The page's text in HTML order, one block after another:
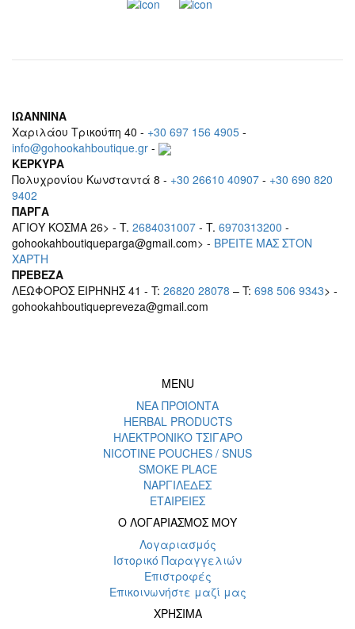
ΙΩΑΝΝΙΝΑ
Χαριλάου Τρικούπη 40 - +30 697 156 4905 -
info@gohookahboutique.gr -
ΚΕΡΚΥΡΑ
Πολυχρονίου Κωνσταντά 8 - +30 26610 40907 - +30 690 820
9402
ΠΑΡΓΑ
ΑΓΙΟΥ ΚΟΣΜΑ 26> - T. 2684031007 - T. 6970313200 -
gohookahboutiqueparga@gmail.com> - BΡEITE MAΣ ΣΤΟΝ
ΧΑΡΤΗ
ΠΡΕΒΕΖΑ
ΛΕΩΦΟΡΟΣ ΕΙΡΗΝΗΣ 41 - T: 26820 28078 – T: 698 506 9343> -
gohookahboutiquepreveza@gmail.com
MENU
ΝΕΑ ΠΡΟΪΟΝΤΑ
HERBAL PRODUCTS
ΗΛΕΚΤΡΟΝΙΚΟ ΤΣΙΓΑΡΟ
NICOTINE POUCHES / SNUS
SMOKE PLACE
ΝΑΡΓΙΛΕΔΕΣ
ΕΤΑΙΡΕΙΕΣ
Ο ΛΟΓΑΡΙΑΣΜΟΣ ΜΟΥ
Λογαριασμός
Ιστορικό Παραγγελιών
Επιστροφές
Επικοινωνήστε μαζί μας
ΧΡΗΣΙΜΑ